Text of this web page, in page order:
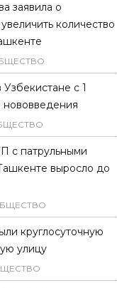
заявила о
количество
с 1
нововведения
с патрульными
выросло до
круглосуточную
улицу